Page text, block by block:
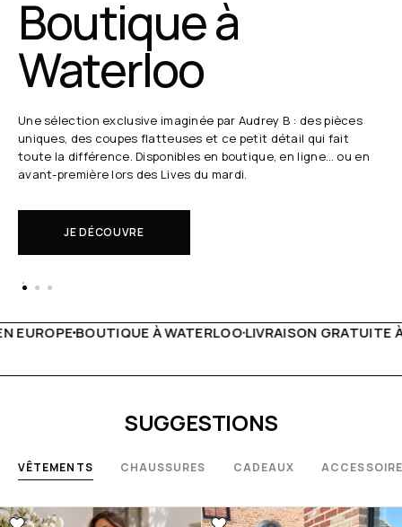
Boutique à
Waterloo
Une sélection exclusive imaginée par Audrey B : des pièces
uniques, des coupes flatteuses et ce petit détail qui fait
toute la différence. Disponibles en boutique, en ligne… ou en
avant-première lors des Lives du mardi.
JE DÉCOUVRE
LIVRAISON GRATUITE À PARTIR DE 150€LIVE
SUGGESTIONS
VÊTEMENTS CHAUSSURES CADEAUX